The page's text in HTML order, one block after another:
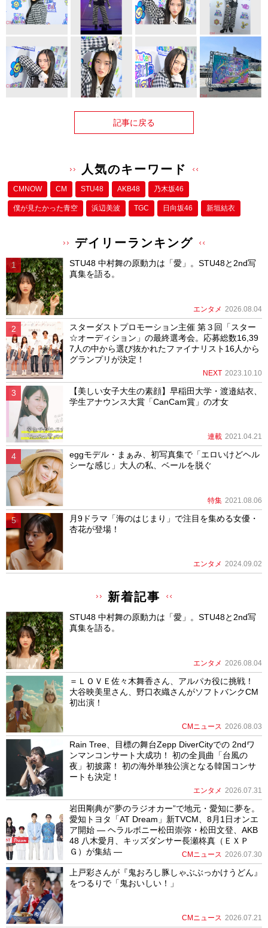
記事に戻る
人気のキーワード
CMNOW CM STU48 AKB48 乃木坂46
僕が⾒たかった⻘空 浜辺美波 TGC 日向坂46 新垣結衣
デイリーランキング
STU48 中村舞の原動力は「愛」。STU48と2nd写
真集を語る。
エンタメ 2026.08.04
スターダストプロモーション主催 第３回「スター
☆オーディション」の最終選考会。応募総数16,39
7人の中から選び抜かれたファイナリスト16人から
グランプリが決定！
NEXT 2023.10.10
【美しい女子大生の素顔】早稲田大学・渡邉結衣、
学生アナウンス大賞「CanCam賞」の才女
連載 2021.04.21
eggモデル・まぁみ、初写真集で「エロいけどヘル
シーな感じ」大人の私、ベールを脱ぐ
特集 2021.08.06
月9ドラマ「海のはじまり」で注目を集める女優・
杏花が登場！
エンタメ 2024.09.02
新着記事
STU48 中村舞の原動力は「愛」。STU48と2nd写
真集を語る。
エンタメ 2026.08.04
＝ＬＯＶＥ佐々木舞香さん、アルパカ役に挑戦！
大谷映美里さん、野口衣織さんがソフトバンクCM
初出演！
CMニュース 2026.08.03
Rain Tree、目標の舞台Zepp DiverCityでの 2ndワ
ンマンコンサート大成功！ 初の全員曲「台風の
夜」初披露！ 初の海外単独公演となる韓国コンサ
ートも決定！
エンタメ 2026.07.31
岩田剛典が”夢のラジオカー”で地元・愛知に夢を。
愛知トヨタ「AT Dream」新TVCM、8月1日オンエ
ア開始 ― ヘラルボニー松田崇弥・松田文登、AKB
48 八木愛月、キッズダンサー長瀬柊真（ＥＸＰ
Ｇ）が集結 ―
CMニュース 2026.07.30
上戸彩さんが『鬼おろし豚しゃぶぶっかけうどん』
をつるりで「鬼おいしい！」
CMニュース 2026.07.21